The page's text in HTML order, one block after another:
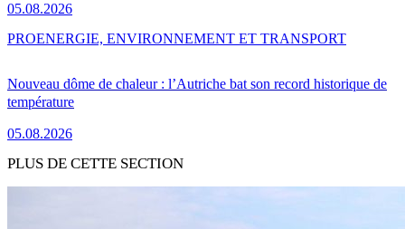
05.08.2026
Nouveau dôme de chaleur : l’Autriche bat son record historique de
température
05.08.2026
PROENERGIE, ENVIRONNEMENT ET TRANSPORT
PLUS DE CETTE SECTION